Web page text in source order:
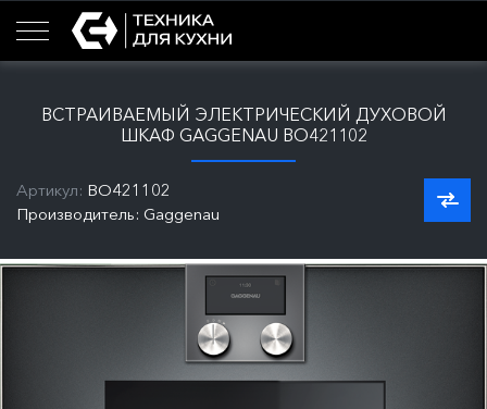
ВСТРАИВАЕМЫЙ ЭЛЕКТРИЧЕСКИЙ ДУХОВОЙ
ШКАФ GAGGENAU BO421102
Артикул: BO421102
Производитель: Gaggenau